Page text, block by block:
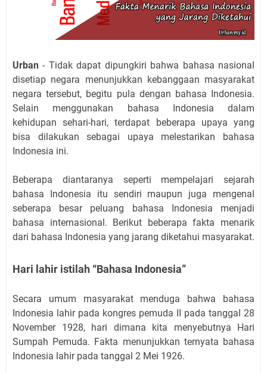
Urban - Tidak dapat dipungkiri bahwa bahasa nasional
disetiap negara menunjukkan kebanggaan masyarakat
negara tersebut, begitu pula dengan bahasa Indonesia.
Selain menggunakan bahasa Indonesia dalam
kehidupan sehari-hari, terdapat beberapa upaya yang
bisa dilakukan sebagai upaya melestarikan bahasa
Indonesia ini.
Beberapa diantaranya seperti mempelajari sejarah
bahasa Indonesia itu sendiri maupun juga mengenal
seberapa besar peluang bahasa Indonesia menjadi
bahasa internasional. Berikut beberapa fakta menarik
dari bahasa Indonesia yang jarang diketahui masyarakat.
Hari lahir istilah “Bahasa Indonesia”
Secara umum masyarakat menduga bahwa bahasa
Indonesia lahir pada kongres pemuda II pada tanggal 28
November 1928, hari dimana kita menyebutnya Hari
Sumpah Pemuda. Fakta menunjukkan ternyata bahasa
Indonesia lahir pada tanggal 2 Mei 1926.